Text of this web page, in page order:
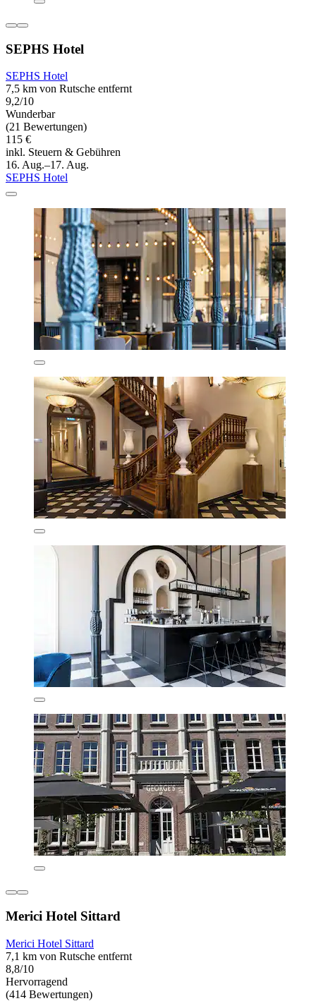
SEPHS Hotel
SEPHS Hotel
7,5 km von Rutsche entfernt
9,2/10
Wunderbar
(21 Bewertungen)
115 €
inkl. Steuern & Gebühren
16. Aug.–17. Aug.
SEPHS Hotel
Merici Hotel Sittard
Merici Hotel Sittard
7,1 km von Rutsche entfernt
8,8/10
Hervorragend
(414 Bewertungen)